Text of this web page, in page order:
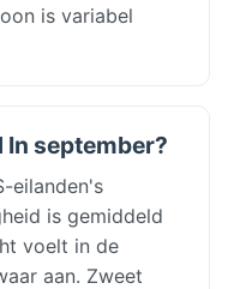
is variabel
In september?
eilanden's
is gemiddeld
voelt in de
aan. Zweet